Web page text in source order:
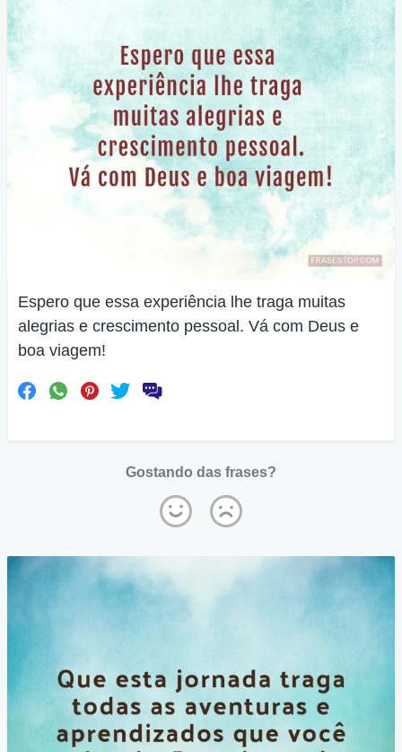
Espero que essa experiência lhe traga muitas
alegrias e crescimento pessoal. Vá com Deus e
boa viagem!
Gostando das frases?